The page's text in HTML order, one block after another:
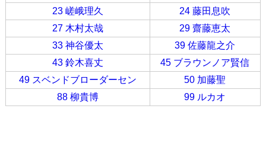
23 嵯峨理久
24 藤田息吹
27 木村太哉
29 齋藤恵太
33 神谷優太
39 佐藤龍之介
43 鈴木喜丈
45 ブラウンノア賢信
49 スベンドブローダーセン
50 加藤聖
88 柳貴博
99 ルカオ